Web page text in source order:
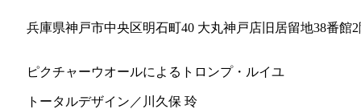
兵庫県神戸市中央区明石町40 大丸神戸店旧居留地38番館2
ピクチャーウオールによるトロンプ・ルイユ
トータルデザイン／川久保 玲